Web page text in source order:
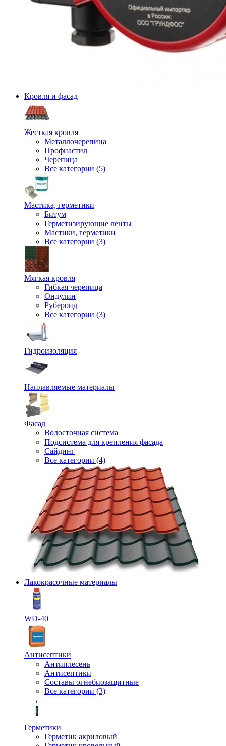
Кровля и фасад
Жесткая кровля
Металлочерепица
Профнастил
Черепица
Все категории (5)
Мастика, герметики
Битум
Герметизирующие ленты
Мастики, герметики
Все категории (3)
Мягкая кровля
Гибкая черепица
Ондулин
Рубероид
Все категории (3)
Гидроизоляция
Наплавляемые материалы
Фасад
Водосточная система
Подсистема для крепления фасада
Сайдинг
Все категории (4)
Лакокрасочные материалы
WD-40
Антисептики
Антиплесень
Антисептики
Составы огнебиозащитные
Все категории (3)
Герметики
Герметик акриловый